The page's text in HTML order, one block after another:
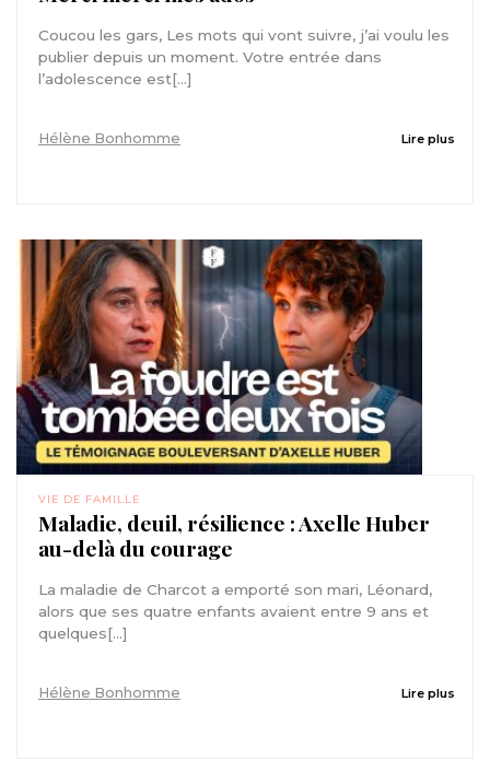
Coucou les gars, Les mots qui vont suivre, j’ai voulu les
publier depuis un moment. Votre entrée dans
l’adolescence est[...]
Hélène Bonhomme Lire plus
VIE DE FAMILLE
Maladie, deuil, résilience : Axelle Huber
au-delà du courage
La maladie de Charcot a emporté son mari, Léonard,
alors que ses quatre enfants avaient entre 9 ans et
quelques[...]
Hélène Bonhomme Lire plus